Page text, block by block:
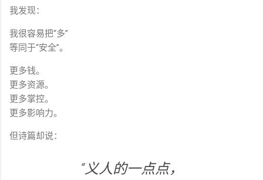
我发现：
我很容易把“多”
等同于“安全”。
更多钱。
更多资源。
更多掌控。
更多影响力。
但诗篇却说：
“义人的一点点，